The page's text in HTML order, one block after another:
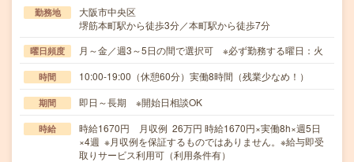
勤務地
大阪市中央区
堺筋本町駅から徒歩3分／本町駅から徒歩7分
曜日頻度 月～金／週3～5日の間で選択可 ※必ず勤務する曜日：火
時間 10:00-19:00（休憩60分）実働8時間（残業少なめ！）
期間 即日～長期 ※開始日相談OK
時給
時給1670円 月収例 26万円 時給1670円×実働8h×週5日
×4週 ※月収例を保証するものではありません。※給与即受
取りサービス利用可（利用条件有）